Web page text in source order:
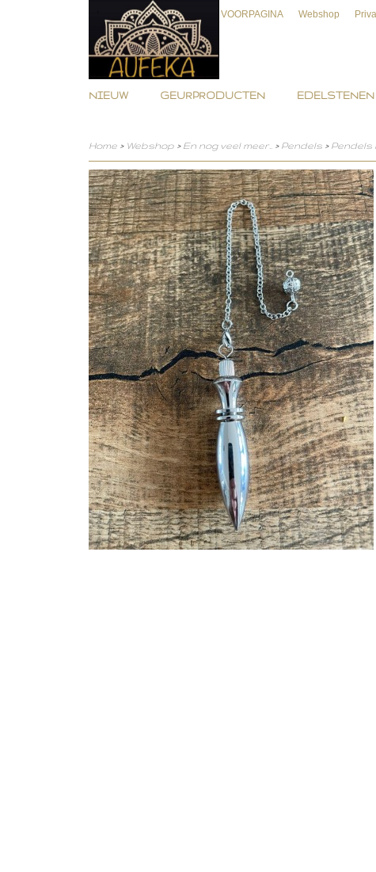
VOORPAGINA Webshop
NIEUW GEURPRODUCTEN
Home > Webshop > En nog veel meer.. > Pendels > Pendels